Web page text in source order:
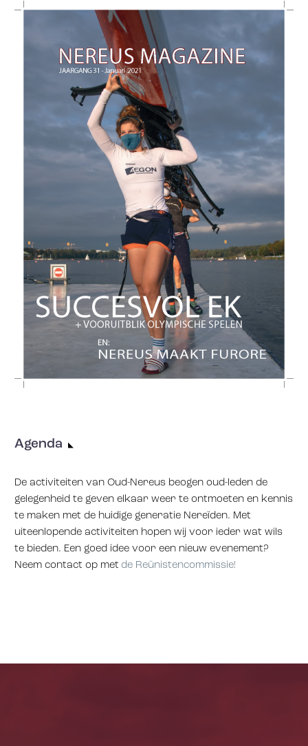
Agenda
De activiteiten van Oud-Nereus beogen oud-leden de
gelegenheid te geven elkaar weer te ontmoeten en kennis
te maken met de huidige generatie Nereïden. Met
uiteenlopende activiteiten hopen wij voor ieder wat wils
te bieden. Een goed idee voor een nieuw evenement?
Neem contact op met de Reünistencommissie!